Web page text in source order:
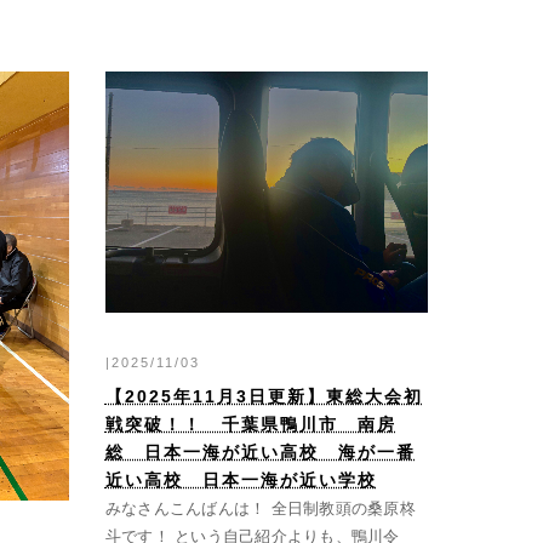
|2025/11/03
【2025年11月3日更新】東総大会初
戦突破！！ 千葉県鴨川市 南房
総 日本一海が近い高校 海が一番
近い高校 日本一海が近い学校
みなさんこんばんは！ 全日制教頭の桑原柊
斗です！ という自己紹介よりも、鴨川令